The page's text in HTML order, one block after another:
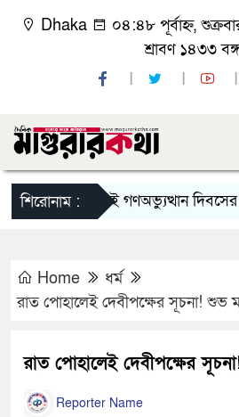
Dhaka
০৪:৪৮ পূর্বাহ্ন,
শ্রাবণ ১৪৩৩
শিরোনাম :জুলাই গণঅভ্যুত্থান দিবসের
Home
ধর্ম
রাত পোহালেই দেবীপক্ষের সূচনা! শুভ
রাত পোহালেই দেবীপক্ষের
Reporter Name